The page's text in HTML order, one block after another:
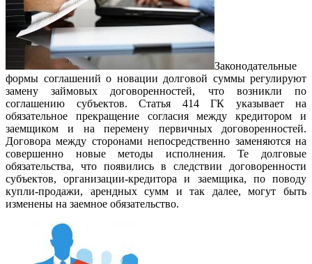
Законодательные
формы соглашений о новации долговой суммы регулируют
замену займовых договоренностей, что возникли по
соглашению субъектов. Статья 414 ГК указывает на
обязательное прекращение согласия между кредитором и
заемщиком и на перемену первичных договоренностей.
Договора между сторонами непосредственно заменяются на
совершенно новые методы исполнения. Те долговые
обязательства, что появились в следствии договоренности
субъектов, организации-кредитора и заемщика, по поводу
купли-продажи, арендных сумм и так далее, могут быть
изменены на заемное обязательство.